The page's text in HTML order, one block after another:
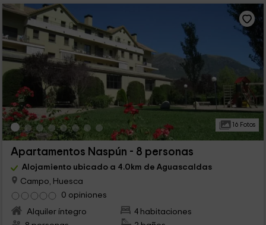
16 Fotos
Apartamentos Naspún - 8 personas
Alojamiento ubicado a 4.0km de Aguascaldas
Campo, Huesca
0 opiniones
Alquiler íntegro
4 habitaciones